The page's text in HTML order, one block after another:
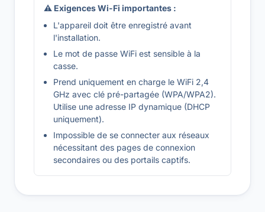
⚠ Exigences Wi-Fi importantes :
L'appareil doit être enregistré avant
l'installation.
Le mot de passe WiFi est sensible à la
casse.
Prend uniquement en charge le WiFi 2,4
GHz avec clé pré-partagée (WPA/WPA2).
Utilise une adresse IP dynamique (DHCP
uniquement).
Impossible de se connecter aux réseaux
nécessitant des pages de connexion
secondaires ou des portails captifs.